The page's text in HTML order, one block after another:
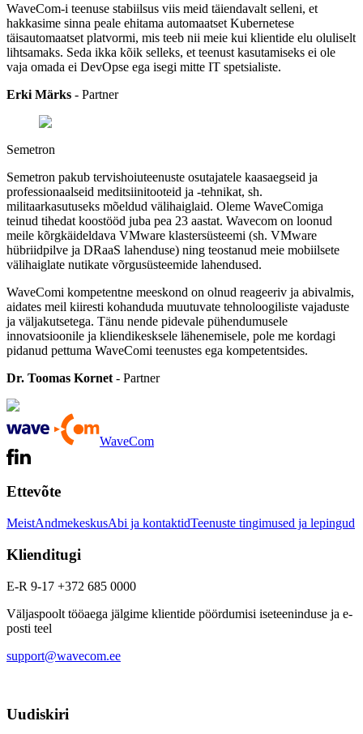
WaveCom-i teenuse stabiilsus viis meid täiendavalt selleni, et
hakkasime sinna peale ehitama automaatset Kubernetese
täisautomaatset platvormi, mis teeb nii meie kui klientide elu oluliselt
lihtsamaks. Seda ikka kõik selleks, et teenust kasutamiseks ei ole
vaja omada ei DevOpse ega isegi mitte IT spetsialiste.
Erki Märks - Partner
Semetron
Semetron pakub tervishoiuteenuste osutajatele kaasaegseid ja
professionaalseid meditsiinitooteid ja -tehnikat, sh.
militaarkasutuseks mõeldud välihaiglaid. Oleme WaveComiga
teinud tihedat koostööd juba pea 23 aastat. Wavecom on loonud
meile kõrgkäideldava VMware klastersüsteemi (sh. VMware
hübriidpilve ja DRaaS lahenduse) ning teostanud meie mobiilsete
välihaiglate nutikate võrgusüsteemide lahendused.
WaveComi kompetentne meeskond on olnud reageeriv ja abivalmis,
aidates meil kiiresti kohanduda muutuvate tehnoloogiliste vajaduste
ja väljakutsetega. Tänu nende pidevale pühendumusele
innovatsioonile ja kliendikesksele lähenemisele, pole me kordagi
pidanud pettuma WaveComi teenustes ega kompetentsides.
Dr. Toomas Kornet - Partner
WaveCom
Ettevõte
MeistAndmekeskusAbi ja kontaktidTeenuste tingimused ja lepingud
Klienditugi
E-R 9-17 +372 685 0000
Väljaspoolt tööaega jälgime klientide pöördumisi iseteeninduse ja e-
posti teel
support@wavecom.ee
Uudiskiri